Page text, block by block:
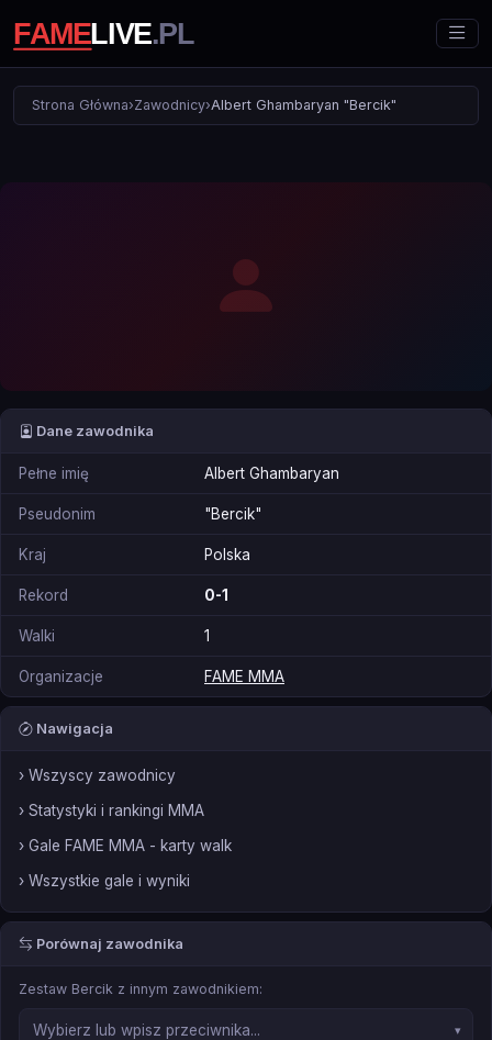
Strona Główna›Zawodnicy›Albert Ghambaryan "Bercik"
Dane zawodnika
Pełne imię Albert Ghambaryan
Pseudonim "Bercik"
Kraj Polska
Rekord 0-1
Walki 1
Organizacje FAME MMA
Nawigacja
› Wszyscy zawodnicy
› Statystyki i rankingi MMA
› Gale FAME MMA - karty walk
› Wszystkie gale i wyniki
Porównaj zawodnika
Zestaw Bercik z innym zawodnikiem: